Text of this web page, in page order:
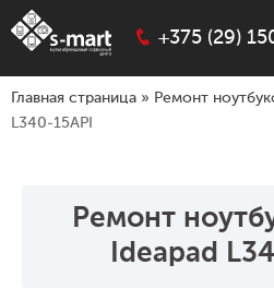
+375 (29)
Главная страница » Ремонт
L340-15API
Ремонт
Ideapad